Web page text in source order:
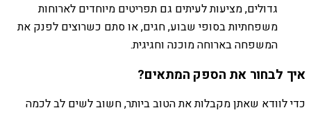
גדולים, מציעות לעיתים גם תפריטים מיוחדים לארוחות
משפחתיות בסופי שבוע, חגים, או סתם כשרוצים לפנק את
המשפחה בארוחה מוכנה וחגיגית.
איך לבחור את הספק המתאים?
כדי לוודא שאתן מקבלות את הטוב ביותר, חשוב לשים לב לכמה